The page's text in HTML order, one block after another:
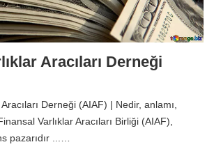
Aracıları Derneği
Derneği (AIAF) | Nedir, anlamı,
Varlıklar Aracıları Birliği (AIAF),
pazarıdır ...…